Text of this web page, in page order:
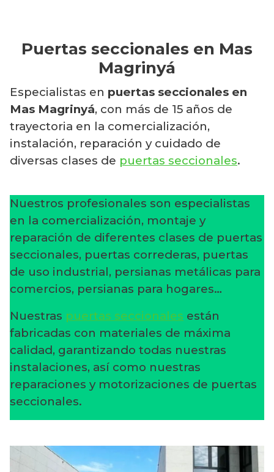
Puertas seccionales en Mas
Magrinyá
Especialistas en puertas seccionales en
Mas Magrinyá, con más de 15 años de
trayectoria en la comercialización,
instalación, reparación y cuidado de
diversas clases de puertas seccionales.
Nuestros profesionales son especialistas
en la comercialización, montaje y
reparación de diferentes clases de puertas
seccionales, puertas correderas, puertas
de uso industrial, persianas metálicas para
comercios, persianas para hogares…
Nuestras puertas seccionales están
fabricadas con materiales de máxima
calidad, garantizando todas nuestras
instalaciones, así como nuestras
reparaciones y motorizaciones de puertas
seccionales.